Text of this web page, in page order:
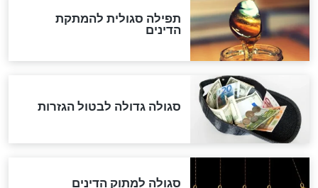
אחרית הימים
האם אפשר לחשב את הקץ?